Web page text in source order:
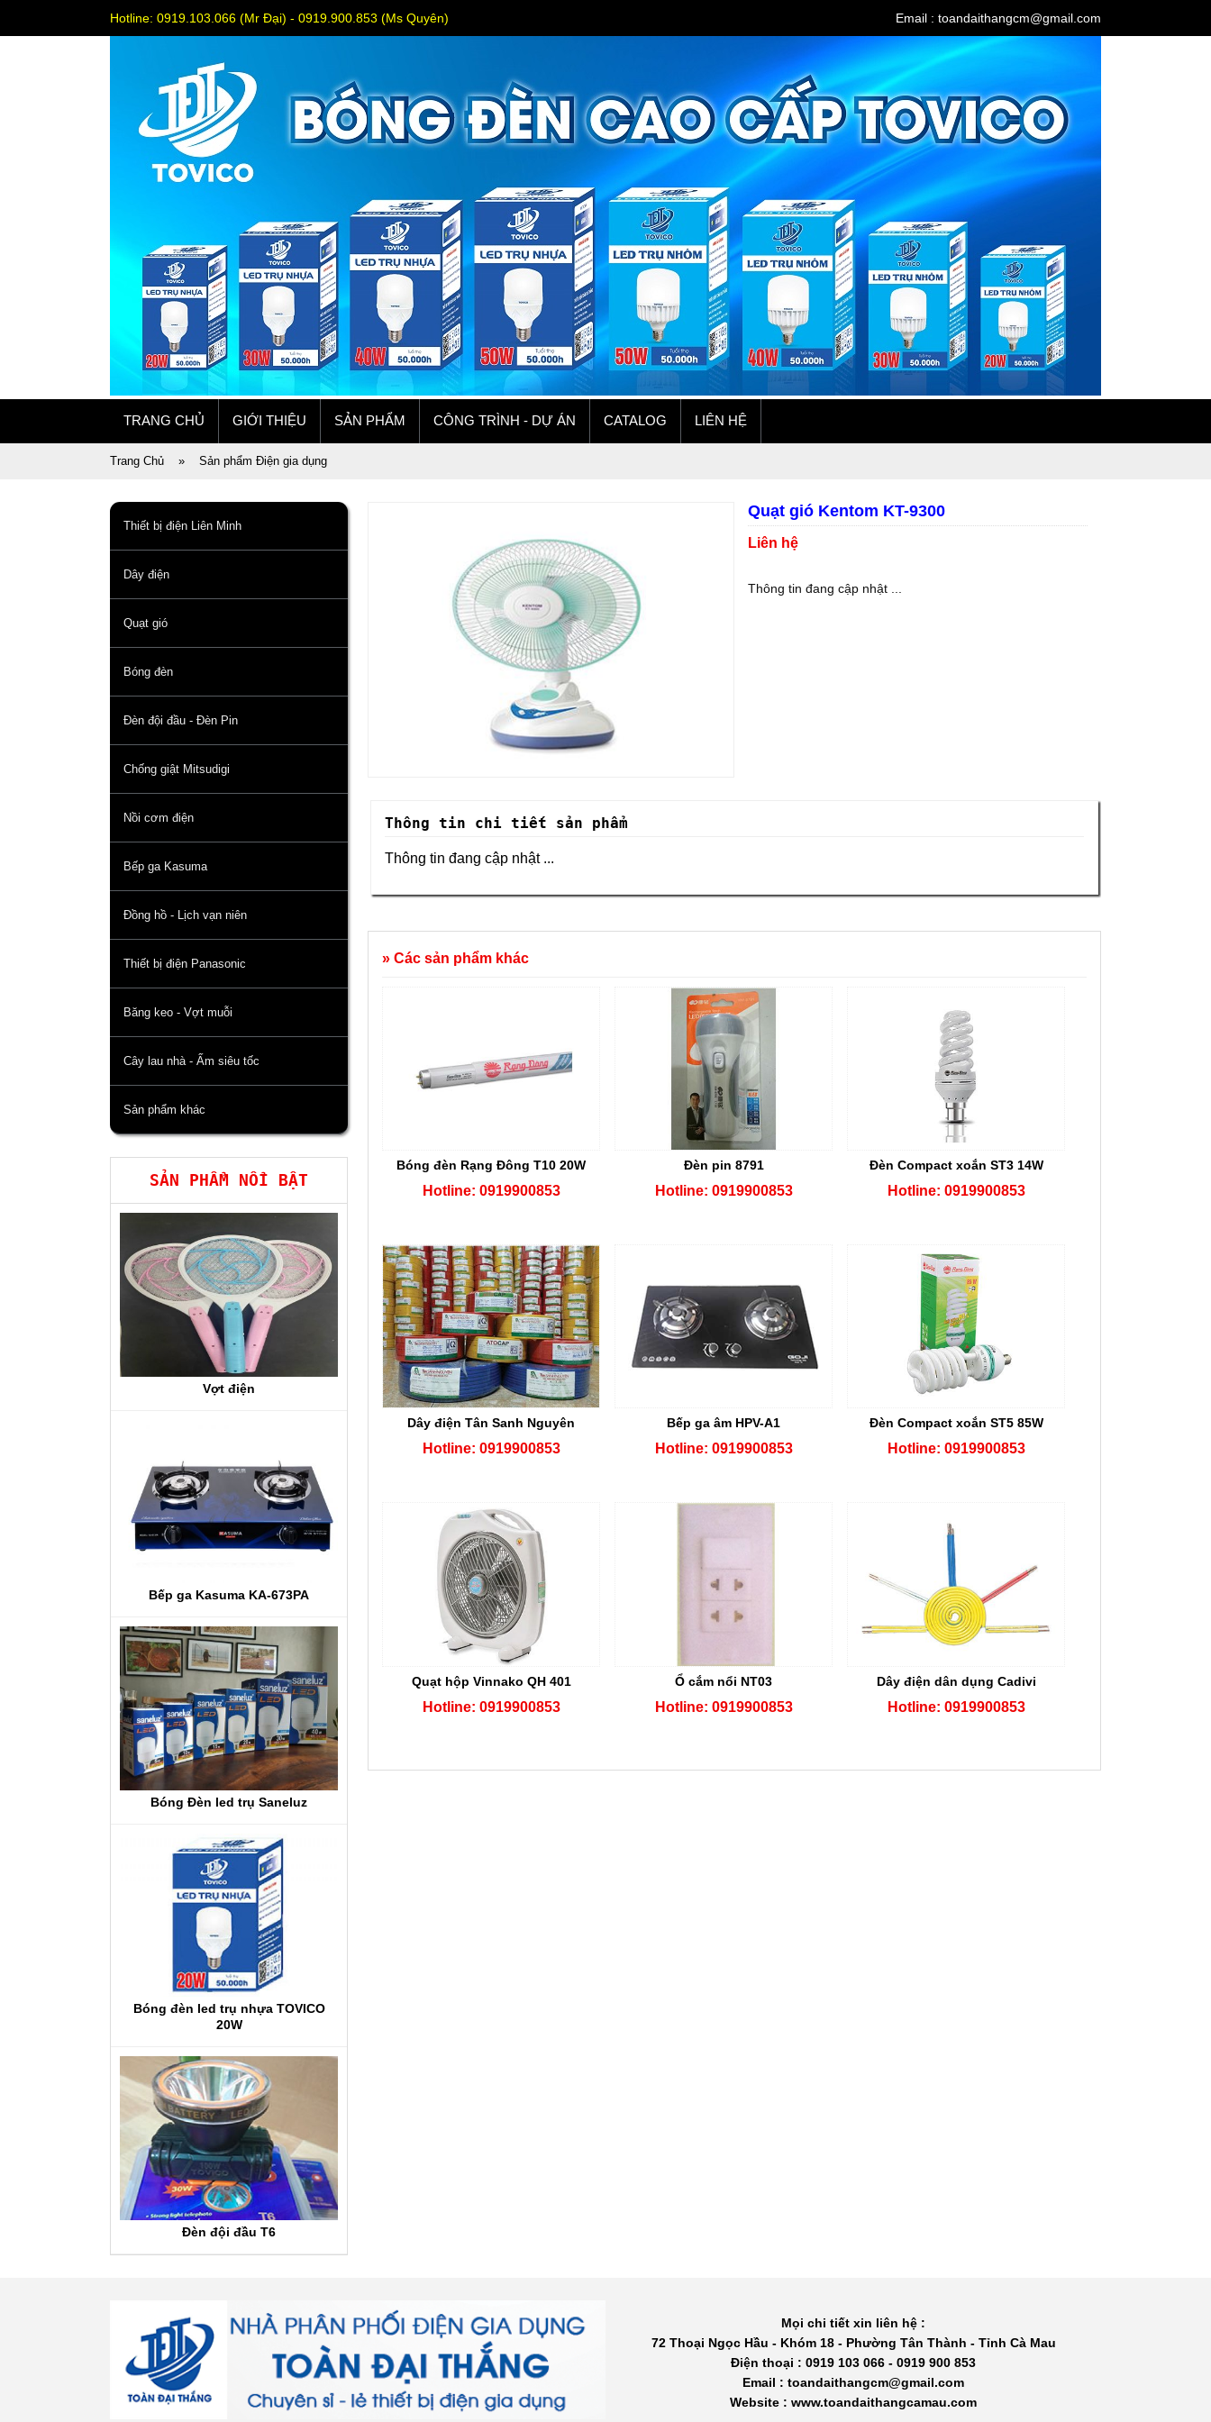
Hotline: 0919.103.066 (Mr Đại) - 0919.900.853 (Ms Quyên) Email : toandaithangcm@gmail.com
TRANG CHỦ GIỚI THIỆU SẢN PHẨM CÔNG TRÌNH - DỰ ÁN CATALOG LIÊN HỆ
Trang Chủ » Sản phẩm Điện gia dụng
Thiết bị điện Liên Minh
Dây điện
Quạt gió
Bóng đèn
Đèn đội đầu - Đèn Pin
Chống giật Mitsudigi
Nồi cơm điện
Bếp ga Kasuma
Đồng hồ - Lịch vạn niên
Thiết bị điện Panasonic
Băng keo - Vợt muỗi
Cây lau nhà - Ấm siêu tốc
Sản phẩm khác
SẢN PHẨM NỔI BẬT
Vợt điện
Bếp ga Kasuma KA-673PA
Bóng Đèn led trụ Saneluz
Bóng đèn led trụ nhựa TOVICO
20W
Đèn đội đầu T6
Quạt gió Kentom KT-9300
Liên hệ
Thông tin đang cập nhật ...
Thông tin chi tiết sản phẩm
Thông tin đang cập nhật ...
» Các sản phẩm khác
Bóng đèn Rạng Đông T10 20W
Hotline: 0919900853
Đèn pin 8791
Hotline: 0919900853
Đèn Compact xoắn ST3 14W
Hotline: 0919900853
Dây điện Tân Sanh Nguyên
Hotline: 0919900853
Bếp ga âm HPV-A1
Hotline: 0919900853
Đèn Compact xoắn ST5 85W
Hotline: 0919900853
Quạt hộp Vinnako QH 401
Hotline: 0919900853
Ổ cắm nổi NT03
Hotline: 0919900853
Dây điện dân dụng Cadivi
Hotline: 0919900853
Mọi chi tiết xin liên hệ :
72 Thoại Ngọc Hầu - Khóm 18 - Phường Tân Thành - Tỉnh Cà Mau
Điện thoại : 0919 103 066 - 0919 900 853
Email : toandaithangcm@gmail.com
Website : www.toandaithangcamau.com